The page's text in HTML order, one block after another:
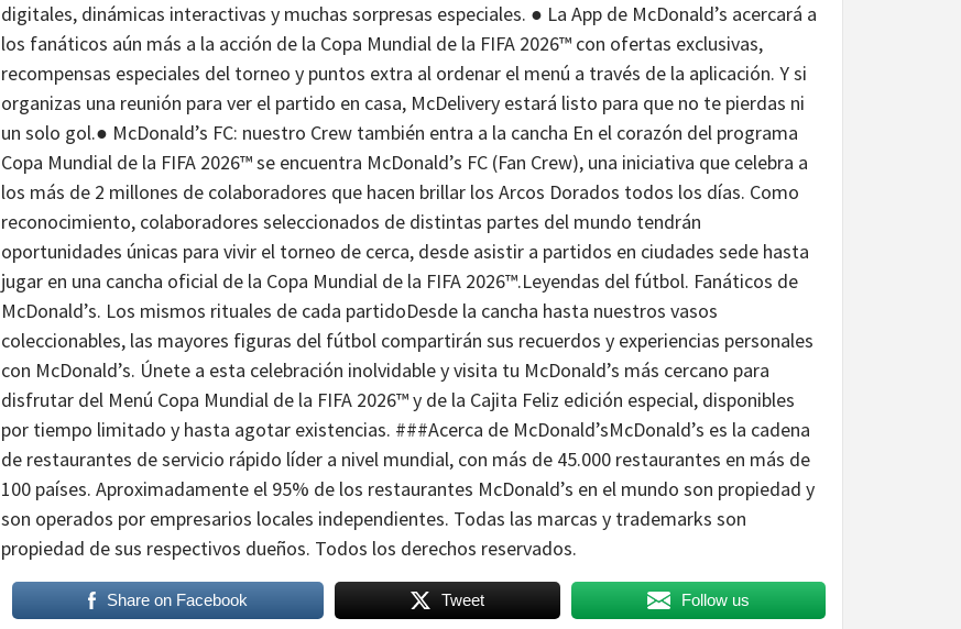
digitales, dinámicas interactivas y muchas sorpresas especiales. ● La App de McDonald’s acercará a
los fanáticos aún más a la acción de la Copa Mundial de la FIFA 2026™ con ofertas exclusivas,
recompensas especiales del torneo y puntos extra al ordenar el menú a través de la aplicación. Y si
organizas una reunión para ver el partido en casa, McDelivery estará listo para que no te pierdas ni
un solo gol.● McDonald’s FC: nuestro Crew también entra a la cancha En el corazón del programa
Copa Mundial de la FIFA 2026™ se encuentra McDonald’s FC (Fan Crew), una iniciativa que celebra a
los más de 2 millones de colaboradores que hacen brillar los Arcos Dorados todos los días. Como
reconocimiento, colaboradores seleccionados de distintas partes del mundo tendrán
oportunidades únicas para vivir el torneo de cerca, desde asistir a partidos en ciudades sede hasta
jugar en una cancha oficial de la Copa Mundial de la FIFA 2026™.Leyendas del fútbol. Fanáticos de
McDonald’s. Los mismos rituales de cada partidoDesde la cancha hasta nuestros vasos
coleccionables, las mayores figuras del fútbol compartirán sus recuerdos y experiencias personales
con McDonald’s. Únete a esta celebración inolvidable y visita tu McDonald’s más cercano para
disfrutar del Menú Copa Mundial de la FIFA 2026™ y de la Cajita Feliz edición especial, disponibles
por tiempo limitado y hasta agotar existencias. ###Acerca de McDonald’sMcDonald’s es la cadena
de restaurantes de servicio rápido líder a nivel mundial, con más de 45.000 restaurantes en más de
100 países. Aproximadamente el 95% de los restaurantes McDonald’s en el mundo son propiedad y
son operados por empresarios locales independientes. Todas las marcas y trademarks son
propiedad de sus respectivos dueños. Todos los derechos reservados.
Share on Facebook Tweet Follow us